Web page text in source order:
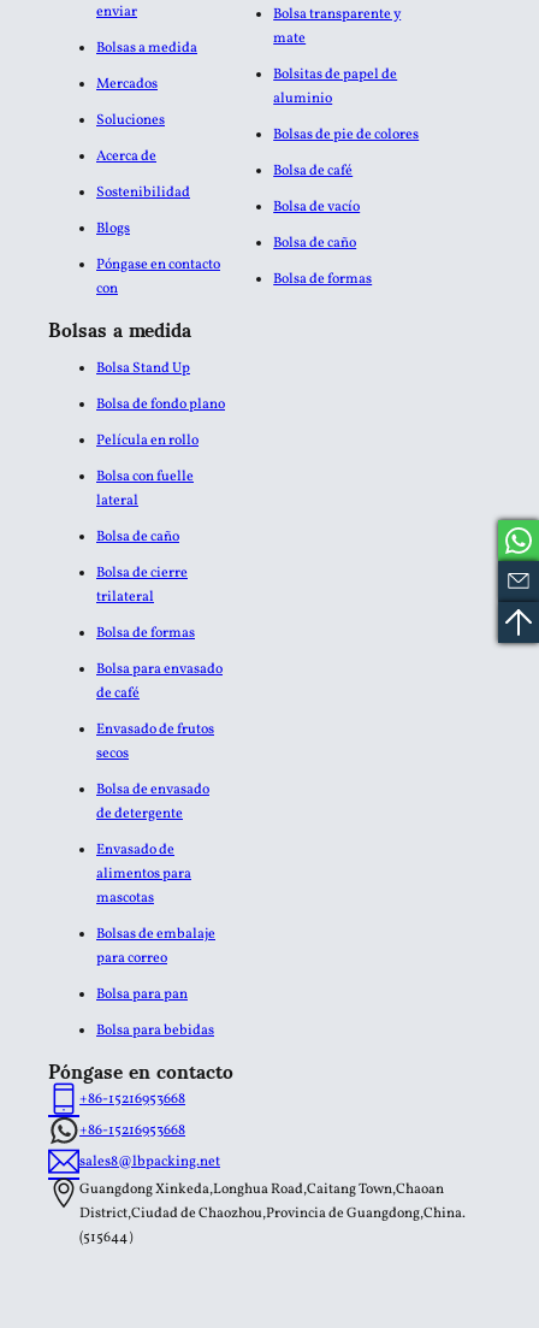
enviar
Bolsas a medida
Mercados
Soluciones
Acerca de
Sostenibilidad
Blogs
Póngase en contacto
con
Bolsa transparente y
mate
Bolsitas de papel de
aluminio​
Bolsas de pie de colores
Bolsa de café
Bolsa de vacío
Bolsa de caño
Bolsa de formas
Bolsas a medida
Bolsa Stand Up
Bolsa de fondo plano
Película en rollo
Bolsa con fuelle
lateral
Bolsa de caño
Bolsa de cierre
trilateral
Bolsa de formas
Bolsa para envasado
de café
Envasado de frutos
secos
Bolsa de envasado
de detergente
Envasado de
alimentos para
mascotas
Bolsas de embalaje
para correo
Bolsa para pan
Bolsa para bebidas
Póngase en contacto
+86-15216953668
+86-15216953668
sales8@lbpacking.net
Guangdong Xinkeda,Longhua Road,Caitang Town,Chaoan
District,Ciudad de Chaozhou,Provincia de Guangdong,China.
(515644）